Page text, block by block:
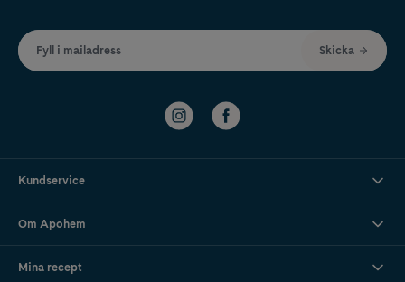
Fyll i mailadress Skicka
Kundservice
Om Apohem
Mina recept